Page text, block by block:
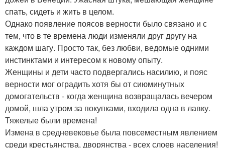
спать, сидеть и жить в целом.
Однако появление поясов верности было связано и с
тем, что в те времена люди изменяли друг другу на
каждом шагу. Просто так, без любви, ведомые одними
инстинктами и интересом к новому опыту.
Женщины и дети часто подвергались насилию, и пояс
верности мог оградить хотя бы от сиюминутных
домогательств - когда женщина возвращалась вечером
домой, шла утром за покупками, входила одна в лавку.
Тяжелые были времена!
Измена в средневековье была повсеместным явлением
среди крестьянства, дворянства - всех слоев населения!